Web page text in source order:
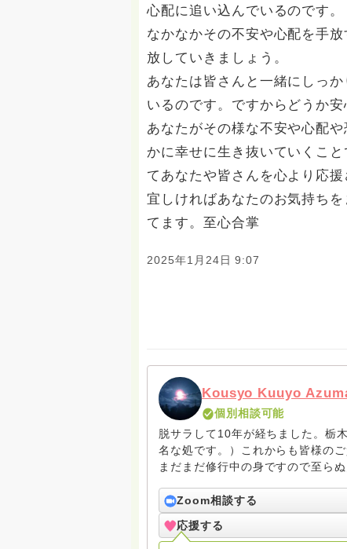
心配に追い込んでいるのです。
なかなかその不安や心配を手
放していきましょう。
あなたは皆さんと一緒にしっ
いるのです。ですからどうか安
あなたがその様な不安や心配
かに幸せに生き抜いていくこ
てあなたや皆さんを心より応援
宜しければあなたのお気持ち
てます。至心合掌
2025年1月24日 9:07
Kousyo Kuuyo
個別相談可能
脱サラして10年が経ちました。栃
名な処です。）これからも皆様の
まだまだ修行中の身ですので至ら
Zoom相談する
応援する